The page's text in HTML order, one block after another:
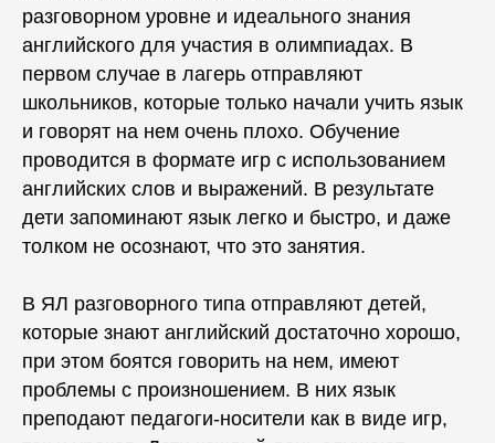
разговорном уровне и идеального знания
английского для участия в олимпиадах. В
первом случае в лагерь отправляют
школьников, которые только начали учить язык
и говорят на нем очень плохо. Обучение
проводится в формате игр с использованием
английских слов и выражений. В результате
дети запоминают язык легко и быстро, и даже
толком не осознают, что это занятия.
В ЯЛ разговорного типа отправляют детей,
которые знают английский достаточно хорошо,
при этом боятся говорить на нем, имеют
проблемы с произношением. В них язык
преподают педагоги-носители как в виде игр,